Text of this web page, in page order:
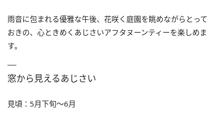
雨音に包まれる優雅な午後、花咲く庭園を眺めながらとって
おきの、心ときめくあじさいアフタヌーンティーを楽しめま
す。
窓から見えるあじさい
見頃：5月下旬〜6月